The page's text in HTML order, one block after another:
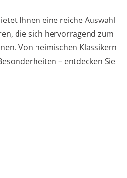
Ihnen eine reiche Auswahl
die sich hervorragend zum
Von heimischen Klassikern
– entdecken Sie